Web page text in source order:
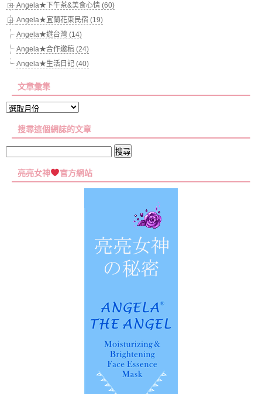
Angela★下午茶&美食心情 (60)
Angela★宜蘭花東民宿 (19)
Angela★遊台灣 (14)
Angela★合作邀稿 (24)
Angela★生活日記 (40)
文章彙集
文
彙
搜尋這個網誌的文章
關
亮亮女神 官方網站